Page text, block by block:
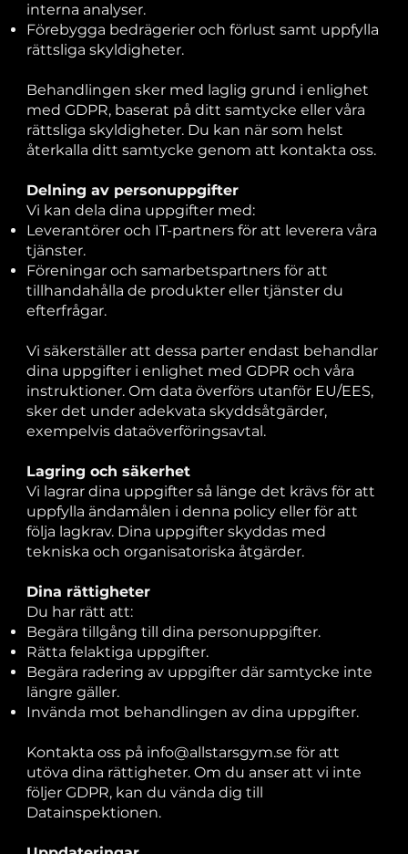
interna analyser.
Förebygga bedrägerier och förlust samt uppfylla
rättsliga skyldigheter.
Behandlingen sker med laglig grund i enlighet
med GDPR, baserat på ditt samtycke eller våra
rättsliga skyldigheter. Du kan när som helst
återkalla ditt samtycke genom att kontakta oss.
Delning av personuppgifter
Vi kan dela dina uppgifter med:
Leverantörer och IT-partners för att leverera våra
tjänster.
Föreningar och samarbetspartners för att
tillhandahålla de produkter eller tjänster du
efterfrågar.
Vi säkerställer att dessa parter endast behandlar
dina uppgifter i enlighet med GDPR och våra
instruktioner. Om data överförs utanför EU/EES,
sker det under adekvata skyddsåtgärder,
exempelvis dataöverföringsavtal.
Lagring och säkerhet
Vi lagrar dina uppgifter så länge det krävs för att
uppfylla ändamålen i denna policy eller för att
följa lagkrav. Dina uppgifter skyddas med
tekniska och organisatoriska åtgärder.
Dina rättigheter
Du har rätt att:
Begära tillgång till dina personuppgifter.
Rätta felaktiga uppgifter.
Begära radering av uppgifter där samtycke inte
längre gäller.
Invända mot behandlingen av dina uppgifter.
Kontakta oss på info@allstarsgym.se för att
utöva dina rättigheter. Om du anser att vi inte
följer GDPR, kan du vända dig till
Datainspektionen.